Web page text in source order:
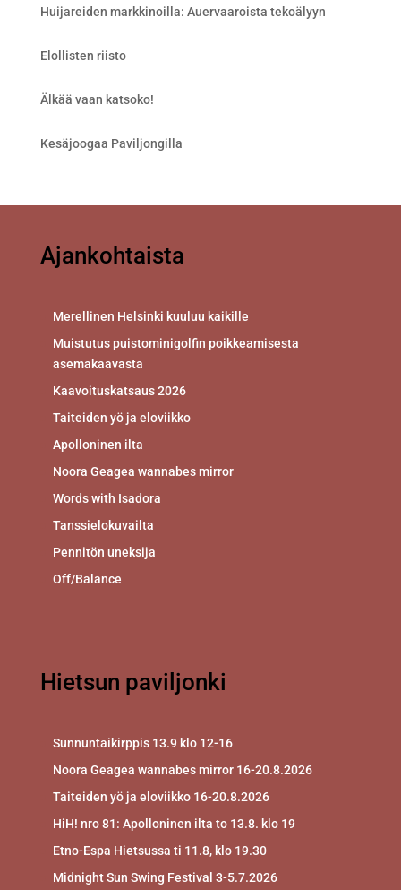
Huijareiden markkinoilla: Auervaaroista tekoälyyn
Elollisten riisto
Älkää vaan katsoko!
Kesäjoogaa Paviljongilla
Ajankohtaista
Merellinen Helsinki kuuluu kaikille
Muistutus puistominigolfin poikkeamisesta
asemakaavasta
Kaavoituskatsaus 2026
Taiteiden yö ja eloviikko
Apolloninen ilta
Noora Geagea wannabes mirror
Words with Isadora
Tanssielokuvailta
Pennitön uneksija
Off/Balance
Hietsun paviljonki
Sunnuntaikirppis 13.9 klo 12-16
Noora Geagea wannabes mirror 16-20.8.2026
Taiteiden yö ja eloviikko 16-20.8.2026
HiH! nro 81: Apolloninen ilta to 13.8. klo 19
Etno-Espa Hietsussa ti 11.8, klo 19.30
Midnight Sun Swing Festival 3-5.7.2026